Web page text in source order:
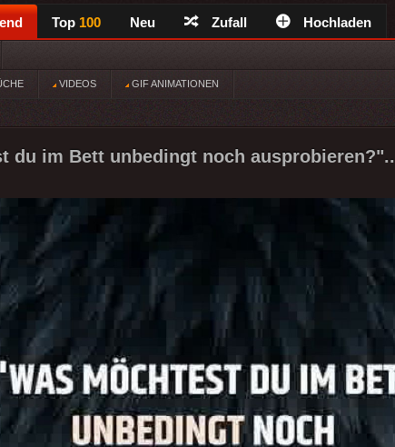
Top 100 Neu Zufall Hochladen
VIDEOS GIF ANIMATIONEN
du im Bett unbedingt noch ausprobieren?"..